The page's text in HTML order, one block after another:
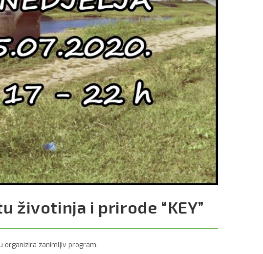
životinja i prirode “KEY”
organizira zanimljiv program.